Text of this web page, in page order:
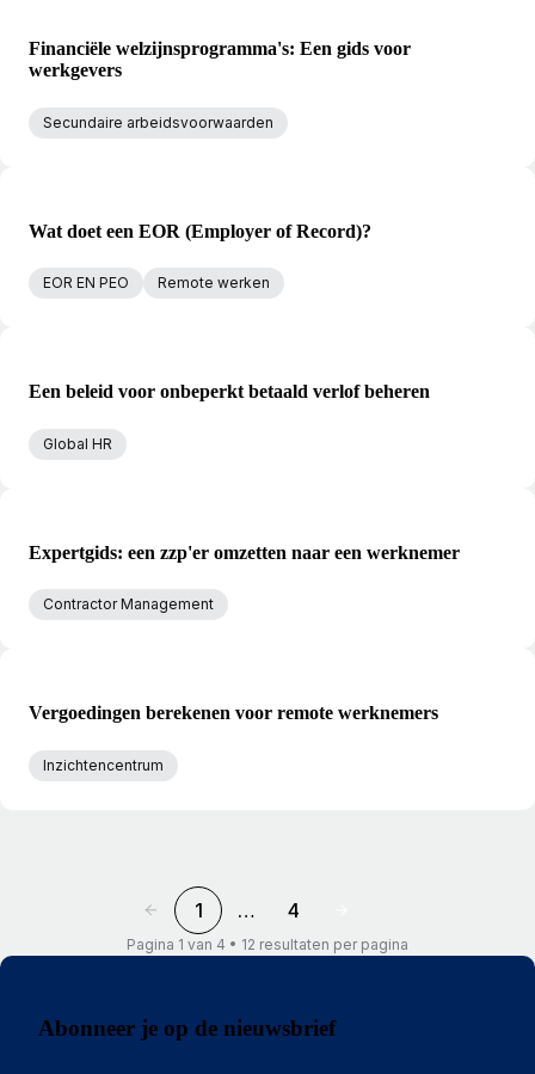
Financiële welzijnsprogramma's: Een gids voor
werkgevers
Secundaire arbeidsvoorwaarden
Wat doet een EOR (Employer of Record)?
EOR EN PEO Remote werken
Een beleid voor onbeperkt betaald verlof beheren
Global HR
Expertgids: een zzp'er omzetten naar een werknemer
Contractor Management
Vergoedingen berekenen voor remote werknemers
Inzichtencentrum
1 … 4
Pagina 1 van 4 • 12 resultaten per pagina
Abonneer je op de nieuwsbrief